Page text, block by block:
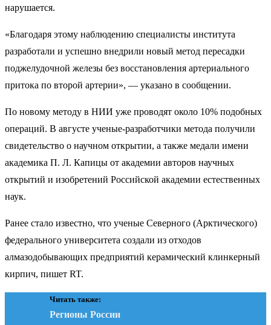
нарушается.
«Благодаря этому наблюдению специалисты института
разработали и успешно внедрили новый метод пересадки
поджелудочной железы без восстановления артериального
притока по второй артерии», — указано в сообщении.
По новому методу в НИИ уже проводят около 10% подобных
операций. В августе ученые-разработчики метода получили
свидетельство о научном открытии, а также медали имени
академика П. Л. Капицы от академии авторов научных
открытий и изобретений Российской академии естественных
наук.
Ранее стало известно, что ученые Северного (Арктического)
федерального университета создали из отходов
алмазодобывающих предприятий керамический клинкерный
кирпич, пишет RT.
Читать также:
Регионы России